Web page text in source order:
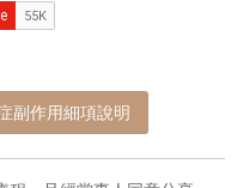
副作用細項說明